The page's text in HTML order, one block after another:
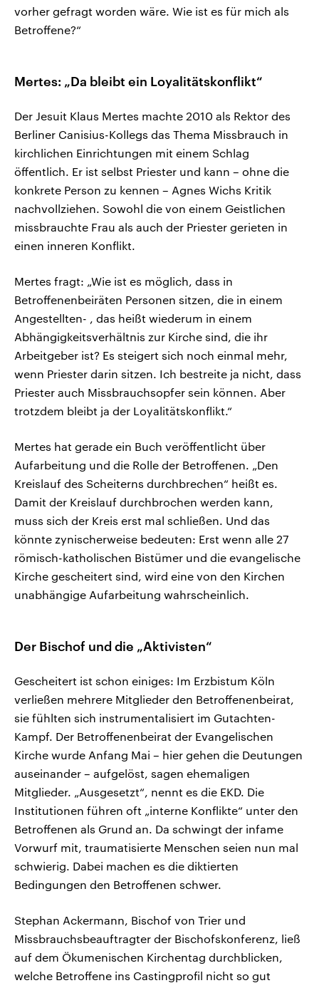
vorher gefragt worden wäre. Wie ist es für mich als
Betroffene?“
Mertes: „Da bleibt ein Loyalitätskonflikt“
Der Jesuit Klaus Mertes machte 2010 als Rektor des
Berliner Canisius-Kollegs das Thema Missbrauch in
kirchlichen Einrichtungen mit einem Schlag
öffentlich. Er ist selbst Priester und kann – ohne die
konkrete Person zu kennen – Agnes Wichs Kritik
nachvollziehen. Sowohl die von einem Geistlichen
missbrauchte Frau als auch der Priester gerieten in
einen inneren Konflikt.
Mertes fragt: „Wie ist es möglich, dass in
Betroffenenbeiräten Personen sitzen, die in einem
Angestellten- , das heißt wiederum in einem
Abhängigkeitsverhältnis zur Kirche sind, die ihr
Arbeitgeber ist? Es steigert sich noch einmal mehr,
wenn Priester darin sitzen. Ich bestreite ja nicht, dass
Priester auch Missbrauchsopfer sein können. Aber
trotzdem bleibt ja der Loyalitätskonflikt.“
Mertes hat gerade ein Buch veröffentlicht über
Aufarbeitung und die Rolle der Betroffenen. „Den
Kreislauf des Scheiterns durchbrechen“ heißt es.
Damit der Kreislauf durchbrochen werden kann,
muss sich der Kreis erst mal schließen. Und das
könnte zynischerweise bedeuten: Erst wenn alle 27
römisch-katholischen Bistümer und die evangelische
Kirche gescheitert sind, wird eine von den Kirchen
unabhängige Aufarbeitung wahrscheinlich.
Der Bischof und die „Aktivisten“
Gescheitert ist schon einiges: Im Erzbistum Köln
verließen mehrere Mitglieder den Betroffenenbeirat,
sie fühlten sich instrumentalisiert im Gutachten-
Kampf. Der Betroffenenbeirat der Evangelischen
Kirche wurde Anfang Mai – hier gehen die Deutungen
auseinander – aufgelöst, sagen ehemaligen
Mitglieder. „Ausgesetzt“, nennt es die EKD. Die
Institutionen führen oft „interne Konflikte“ unter den
Betroffenen als Grund an. Da schwingt der infame
Vorwurf mit, traumatisierte Menschen seien nun mal
schwierig. Dabei machen es die diktierten
Bedingungen den Betroffenen schwer.
Stephan Ackermann, Bischof von Trier und
Missbrauchsbeauftragter der Bischofskonferenz, ließ
auf dem Ökumenischen Kirchentag durchblicken,
welche Betroffene ins Castingprofil nicht so gut